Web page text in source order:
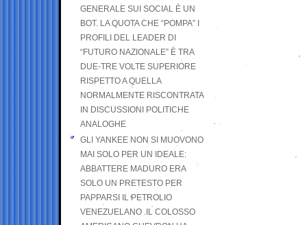
GENERALE SUI SOCIAL È UN
BOT. LA QUOTA CHE “POMPA” I
PROFILI DEL LEADER DI
“FUTURO NAZIONALE” È TRA
DUE-TRE VOLTE SUPERIORE
RISPETTO A QUELLA
NORMALMENTE RISCONTRATA
IN DISCUSSIONI POLITICHE
ANALOGHE
GLI YANKEE NON SI MUOVONO
MAI SOLO PER UN IDEALE:
ABBATTERE MADURO ERA
SOLO UN PRETESTO PER
PAPPARSI IL PETROLIO
VENEZUELANO .IL COLOSSO